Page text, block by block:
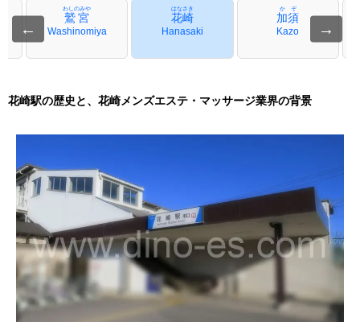
←
鷲宮
わしのみや
Washinomiya
花崎
はなさき
Hanasaki
加須
かぞ
Kazo →
花崎駅の歴史と、花崎メンズエステ・マッサージ業界の背景